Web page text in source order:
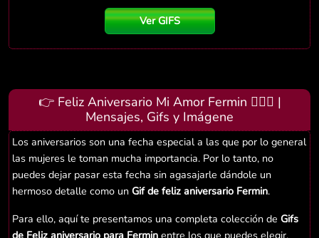
Ver GIFS
👉 Feliz Aniversario Mi Amor Fermin 👨‍❤️‍👨 |
Mensajes, Gifs y Imágene
Los aniversarios son una fecha especial a las que por lo general
las mujeres le toman mucha importancia. Por lo tanto, no
puedes dejar pasar esta fecha sin agasajarle dándole un
hermoso detalle como un Gif de feliz aniversario Fermin.
Para ello, aquí te presentamos una completa colección de Gifs